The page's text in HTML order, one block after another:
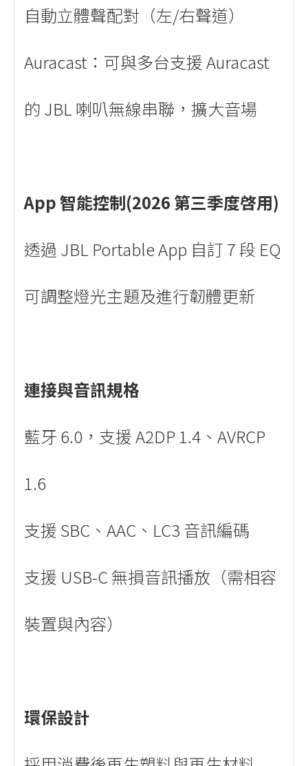
自動立體聲配對（左/右聲道）
Auracast：可與多台支援 Auracast
的 JBL 喇叭無線串聯，擴大音場
App 智能控制(2026 第三季度啓用)
透過 JBL Portable App 自訂 7 段 EQ
可調整燈光主題及進行韌體更新
連接與音訊規格
藍牙 6.0，支援 A2DP 1.4、AVRCP
1.6
支援 SBC、AAC、LC3 音訊編碼
支援 USB-C 無損音訊播放（需相容
裝置與內容）
環保設計